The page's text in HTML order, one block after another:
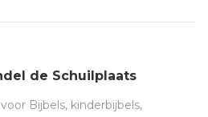
de Schuilplaats
Bijbels, kinderbijbels,